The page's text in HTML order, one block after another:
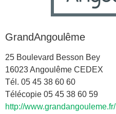
GrandAngoulême
25 Boulevard Besson Bey
16023 Angoulême CEDEX
Tél. 05 45 38 60 60
Télécopie 05 45 38 60 59
http://www.grandangouleme.fr/